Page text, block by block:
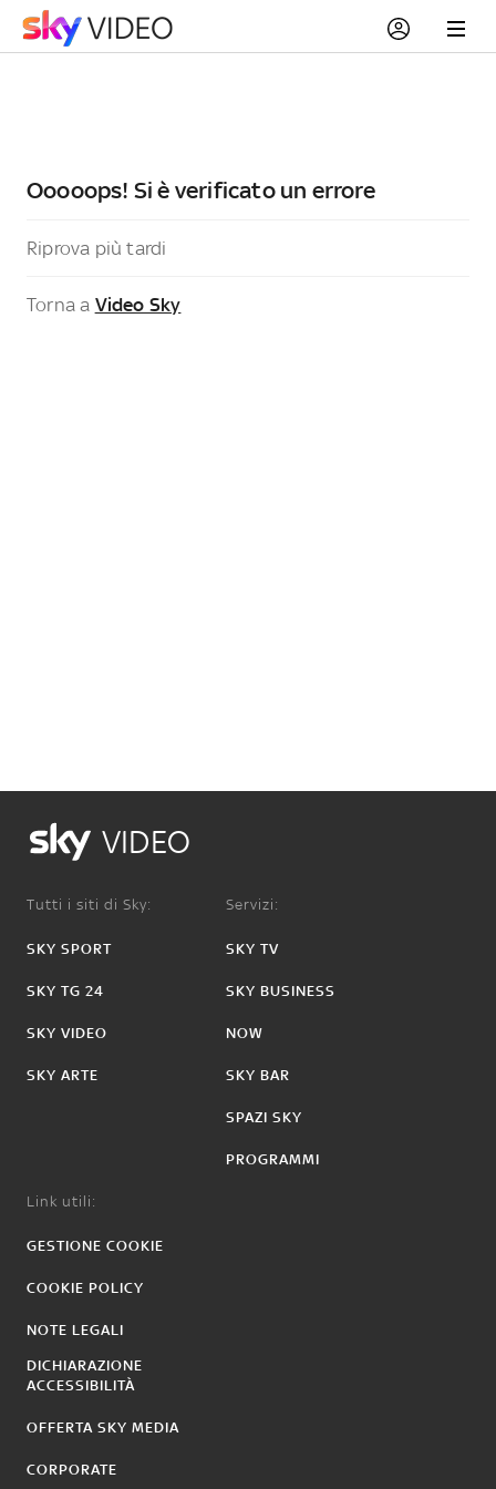
Ooooops! Si è verificato un errore
Riprova più tardi
Torna a Video Sky
VIDEO
Tutti i siti di Sky:
SKY SPORT
SKY TG 24
SKY VIDEO
SKY ARTE
Servizi:
SKY TV
SKY BUSINESS
NOW
SKY BAR
SPAZI SKY
PROGRAMMI
Link utili:
GESTIONE COOKIE
COOKIE POLICY
NOTE LEGALI
DICHIARAZIONE
ACCESSIBILITÀ
OFFERTA SKY MEDIA
CORPORATE